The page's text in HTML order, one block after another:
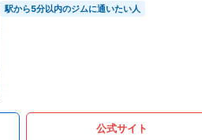
駅から5分以内のジムに通いたい人
公式サイト